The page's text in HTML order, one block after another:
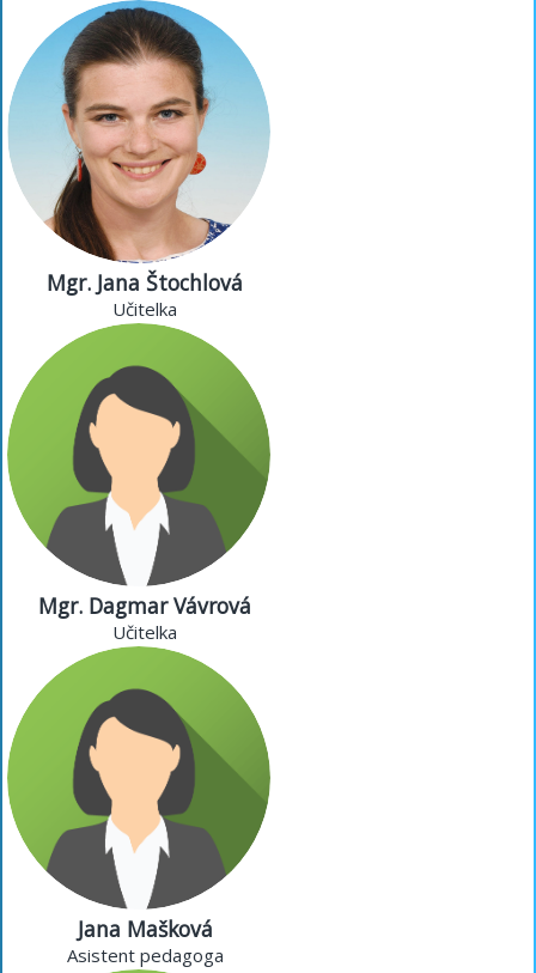
Mgr. Jana Štochlová
Učitelka
Mgr. Jana Štochlová
Učitelka
Mgr. Dagmar Vávrová
Učitelka
Mgr. Dagmar Vávrová
Učitelka
Jana Mašková
Asistent pedagoga
Jana Mašková
Asistent pedagoga